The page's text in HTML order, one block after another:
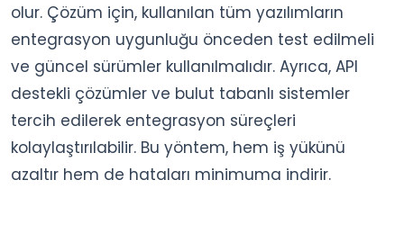
olur. Çözüm için, kullanılan tüm yazılımların
entegrasyon uygunluğu önceden test edilmeli
ve güncel sürümler kullanılmalıdır. Ayrıca, API
destekli çözümler ve bulut tabanlı sistemler
tercih edilerek entegrasyon süreçleri
kolaylaştırılabilir. Bu yöntem, hem iş yükünü
azaltır hem de hataları minimuma indirir.